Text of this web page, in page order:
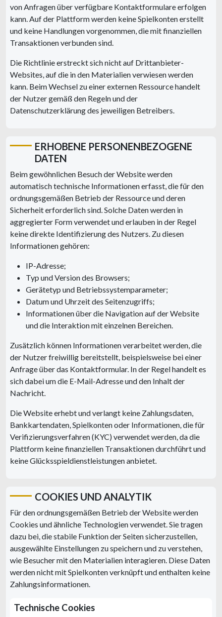
von Anfragen über verfügbare Kontaktformulare erfolgen
kann. Auf der Plattform werden keine Spielkonten erstellt
und keine Handlungen vorgenommen, die mit finanziellen
Transaktionen verbunden sind.
Die Richtlinie erstreckt sich nicht auf Drittanbieter-
Websites, auf die in den Materialien verwiesen werden
kann. Beim Wechsel zu einer externen Ressource handelt
der Nutzer gemäß den Regeln und der
Datenschutzerklärung des jeweiligen Betreibers.
ERHOBENE PERSONENBEZOGENE
DATEN
Beim gewöhnlichen Besuch der Website werden
automatisch technische Informationen erfasst, die für den
ordnungsgemäßen Betrieb der Ressource und deren
Sicherheit erforderlich sind. Solche Daten werden in
aggregierter Form verwendet und erlauben in der Regel
keine direkte Identifizierung des Nutzers. Zu diesen
Informationen gehören:
IP-Adresse;
Typ und Version des Browsers;
Gerätetyp und Betriebssystemparameter;
Datum und Uhrzeit des Seitenzugriffs;
Informationen über die Navigation auf der Website
und die Interaktion mit einzelnen Bereichen.
Zusätzlich können Informationen verarbeitet werden, die
der Nutzer freiwillig bereitstellt, beispielsweise bei einer
Anfrage über das Kontaktformular. In der Regel handelt es
sich dabei um die E-Mail-Adresse und den Inhalt der
Nachricht.
Die Website erhebt und verlangt keine Zahlungsdaten,
Bankkartendaten, Spielkonten oder Informationen, die für
Verifizierungsverfahren (KYC) verwendet werden, da die
Plattform keine finanziellen Transaktionen durchführt und
keine Glücksspieldienstleistungen anbietet.
COOKIES UND ANALYTIK
Für den ordnungsgemäßen Betrieb der Website werden
Cookies und ähnliche Technologien verwendet. Sie tragen
dazu bei, die stabile Funktion der Seiten sicherzustellen,
ausgewählte Einstellungen zu speichern und zu verstehen,
wie Besucher mit den Materialien interagieren. Diese Daten
werden nicht mit Spielkonten verknüpft und enthalten keine
Zahlungsinformationen.
Technische Cookies